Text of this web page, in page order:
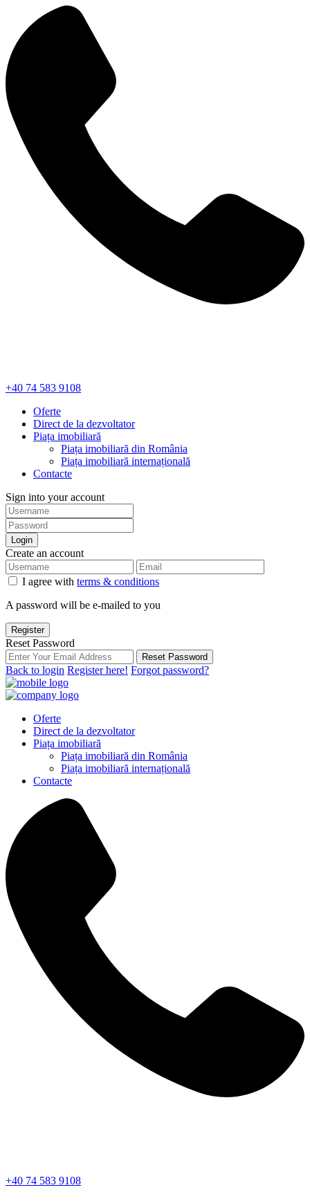
+40 74 583 9108
Oferte
Direct de la dezvoltator
Piața imobiliară
Piața imobiliară din România
Piața imobiliară internațională
Contacte
Sign into your account
Login
Create an account
I agree with terms & conditions
A password will be e-mailed to you
Register
Reset Password
Reset Password
Back to login Register here! Forgot password?
Oferte
Direct de la dezvoltator
Piața imobiliară
Piața imobiliară din România
Piața imobiliară internațională
Contacte
+40 74 583 9108